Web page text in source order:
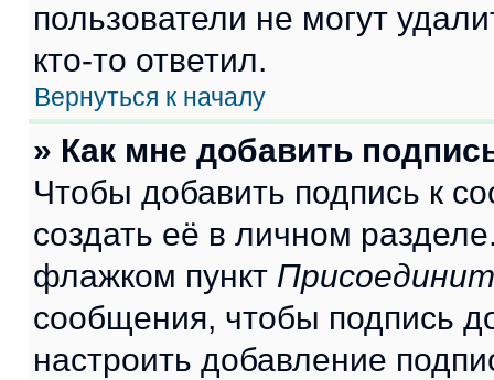
пользователи не могут
кто-то ответил.
Вернуться к началу
» Как мне добавить
Чтобы добавить подпись к
создать её в личном
флажком пункт
сообщения, чтобы подпись
настроить добавление